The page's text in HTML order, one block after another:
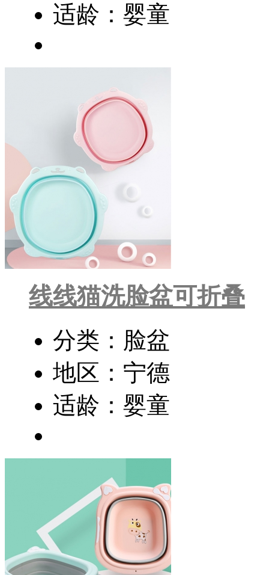
适龄：婴童
线线猫洗脸盆可折叠
分类：脸盆
地区：宁德
适龄：婴童